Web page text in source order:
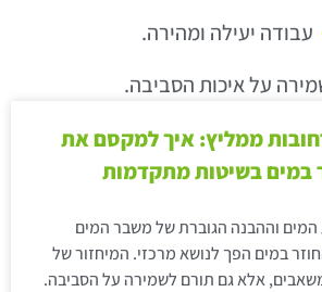
עבודה יעילה ומהירה.
על איכות הסביבה.
ממליץ: איך למקסם את
במים בשיטות מתקדמות
המים וההבנה הגוברת של משבר המים
במים הפך לנושא מרכזי. המיחזור של
אלא גם תורם לשמירה על הסביבה.